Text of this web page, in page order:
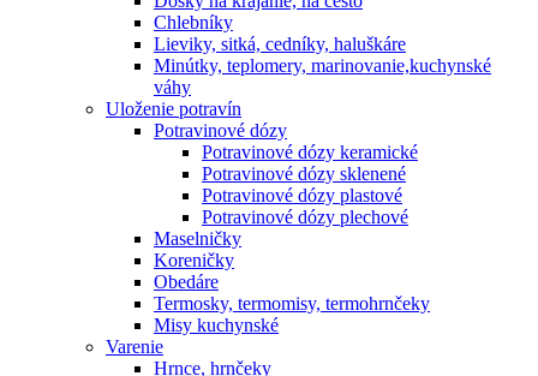
Chlebníky
Lieviky, sitká, cedníky, haluškáre
Minútky, teplomery, marinovanie,kuchynské
váhy
Uloženie potravín
Potravinové dózy
Potravinové dózy keramické
Potravinové dózy sklenené
Potravinové dózy plastové
Potravinové dózy plechové
Maselničky
Koreničky
Obedáre
Termosky, termomisy, termohrnčeky
Misy kuchynské
Varenie
Hrnce, hrnčeky